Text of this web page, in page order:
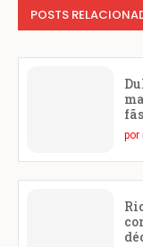
POSTS
por